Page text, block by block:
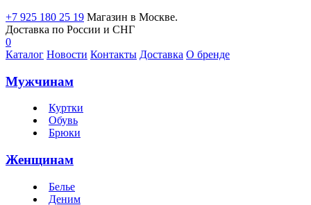
+7 925 180 25 19 Магазин в Москве.
Доставка по России и СНГ
0
Каталог Новости Контакты Доставка О бренде
Мужчинам
Куртки
Обувь
Брюки
Женщинам
Белье
Деним